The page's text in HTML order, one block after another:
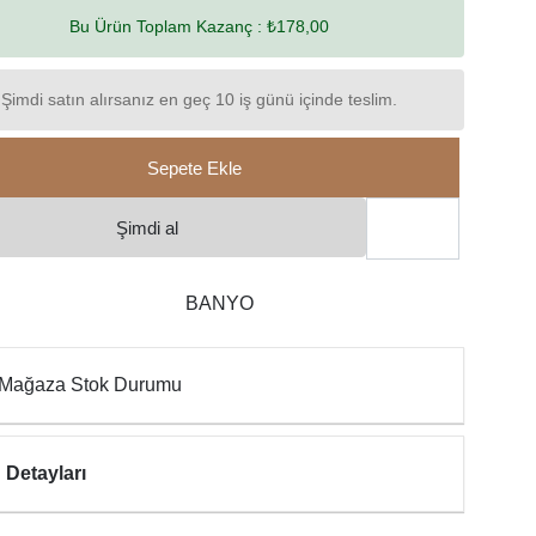
Bu Ürün Toplam Kazanç : ₺178,00
Şimdi satın alırsanız en geç 10 iş günü içinde teslim.
Sepete Ekle
Şimdi al
BANYO
Stok Durumu